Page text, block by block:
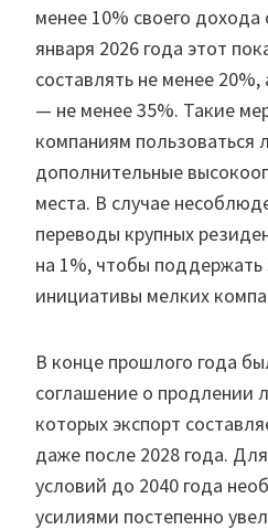
менее 10% своего дохода
января 2026 года этот
составлять не менее 20%,
— не менее 35%. Такие
компаниям пользоваться
дополнительные
места. В случае
переводы крупных
на 1%, чтобы поддержать
инициативы мелких
В конце прошлого года
соглашение о продлении
которых экспорт
даже после 2028 года.
условий до 2040 года
усилиями постепенно